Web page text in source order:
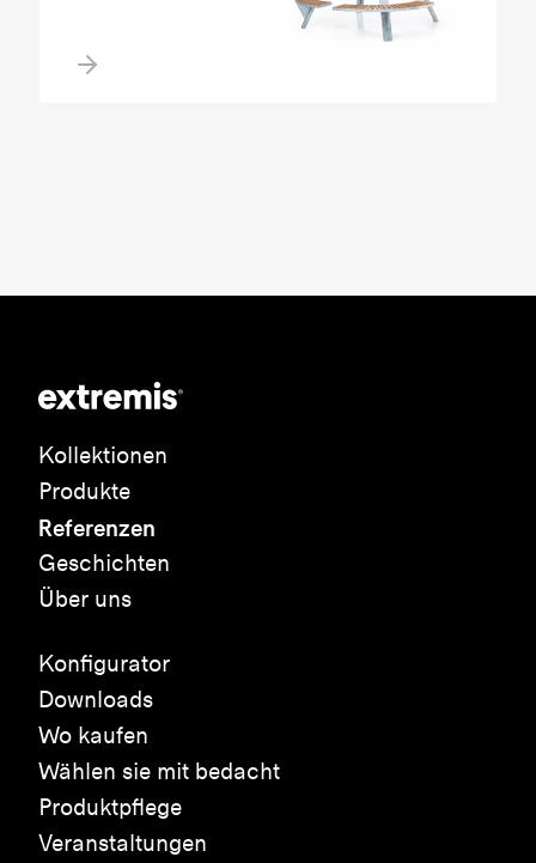
Kollektionen
Produkte
Referenzen
Geschichten
Über uns
Konfigurator
Downloads
Wo kaufen
Wählen sie mit bedacht
Produktpflege
Veranstaltungen